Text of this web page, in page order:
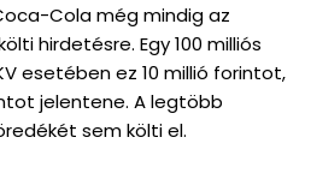
Cola még mindig az
hirdetésre. Egy 100 milliós
esetében ez 10 millió forintot,
jelentene. A legtöbb
sem költi el.